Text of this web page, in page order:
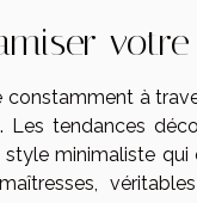
à
Les tendances
minimaliste qui